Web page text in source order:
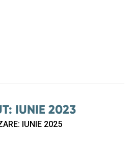
IUNIE 2023
IUNIE 2025